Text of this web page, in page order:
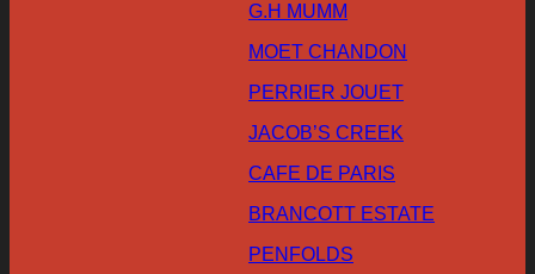
G.H MUMM
MOET CHANDON
PERRIER JOUET
JACOB’S CREEK
CAFE DE PARIS
BRANCOTT ESTATE
PENFOLDS